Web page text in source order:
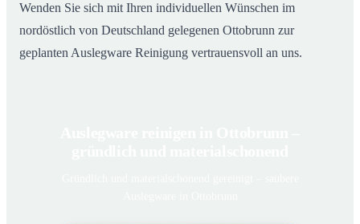
Wenden Sie sich mit Ihren individuellen Wünschen im
nordöstlich von Deutschland gelegenen Ottobrunn zur
geplanten Auslegware Reinigung vertrauensvoll an uns.